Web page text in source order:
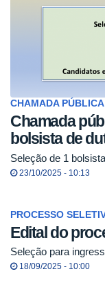
CHAMADA PÚBLICA
Chamada
bolsista de
Seleção de 1
23/10/2025 - 10:13
PROCESSO
Edital do
Seleção para
18/09/2025 - 10:00